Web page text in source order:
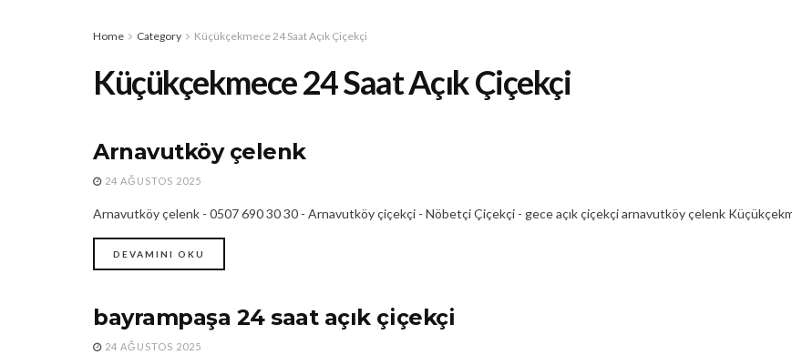
Home Category Küçükçekmece 24 Saat Açık Çiçekçi
Küçükçekmece 24 Saat Açık Çiçekçi
ARNAVUTKÖY ÇELENK
Arnavutköy çelenk
24 AĞUSTOS 2025
Arnavutköy çelenk - 0507 690 30 30 - Arnavutköy çiçekçi - Nöbetçi Çiçekçi - gece açık çiçekçi arnavutköy çelenk
DEVAMINI OKU
24 SAAT AÇIK ÇIÇEKÇI
bayrampaşa 24 saat açık çiçekçi
24 AĞUSTOS 2025